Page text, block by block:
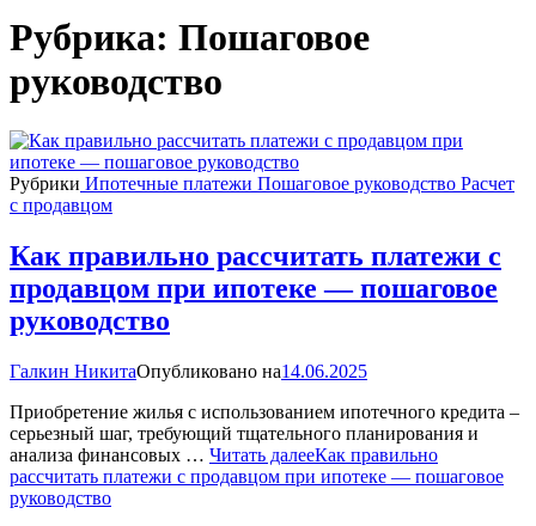
Рубрика: Пошаговое
руководство
Рубрики Ипотечные платежи Пошаговое руководство Расчет
с продавцом
Как правильно рассчитать платежи с
продавцом при ипотеке — пошаговое
руководство
Галкин НикитаОпубликовано на14.06.2025
Приобретение жилья с использованием ипотечного кредита –
серьезный шаг, требующий тщательного планирования и
анализа финансовых … Читать далееКак правильно
рассчитать платежи с продавцом при ипотеке — пошаговое
руководство